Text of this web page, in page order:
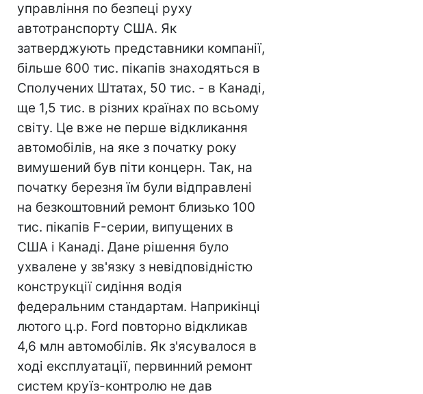
управління по безпеці руху
автотранспорту США. Як
затверджують представники компанії,
більше 600 тис. пікапів знаходяться в
Сполучених Штатах, 50 тис. - в Канаді,
ще 1,5 тис. в різних країнах по всьому
світу. Це вже не перше відкликання
автомобілів, на яке з початку року
вимушений був піти концерн. Так, на
початку березня їм були відправлені
на безкоштовний ремонт близько 100
тис. пікапів F-серии, випущених в
США і Канаді. Дане рішення було
ухвалене у зв'язку з невідповідністю
конструкції сидіння водія
федеральним стандартам. Наприкінці
лютого ц.р. Ford повторно відкликав
4,6 млн автомобілів. Як з'ясувалося в
ході експлуатації, первинний ремонт
систем круїз-контролю не дав